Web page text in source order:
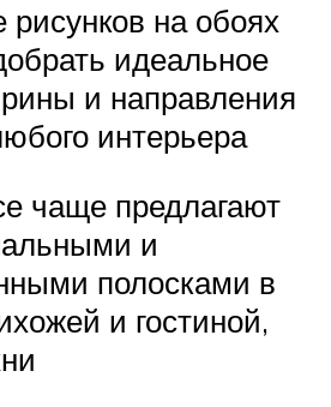
рисунков на обоях
идеальное
и направления
интерьера
чаще предлагают
и
полосками в
и гостиной,